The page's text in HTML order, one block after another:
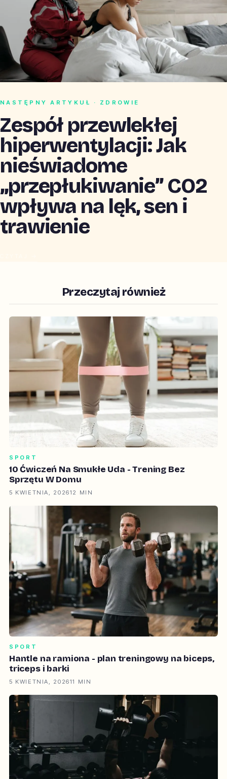
NASTĘPNY ARTYKUŁ · ZDROWIE
Zespół przewlekłej
hiperwentylacji: Jak
nieświadome
„przepłukiwanie” CO2
wpływa na lęk, sen i
trawienie
Przeczytaj również
SPORT
10 Ćwiczeń Na Smukłe Uda - Trening Bez
Sprzętu W Domu
5 KWIETNIA, 202612 MIN
SPORT
Hantle na ramiona - plan treningowy na biceps,
triceps i barki
5 KWIETNIA, 202611 MIN